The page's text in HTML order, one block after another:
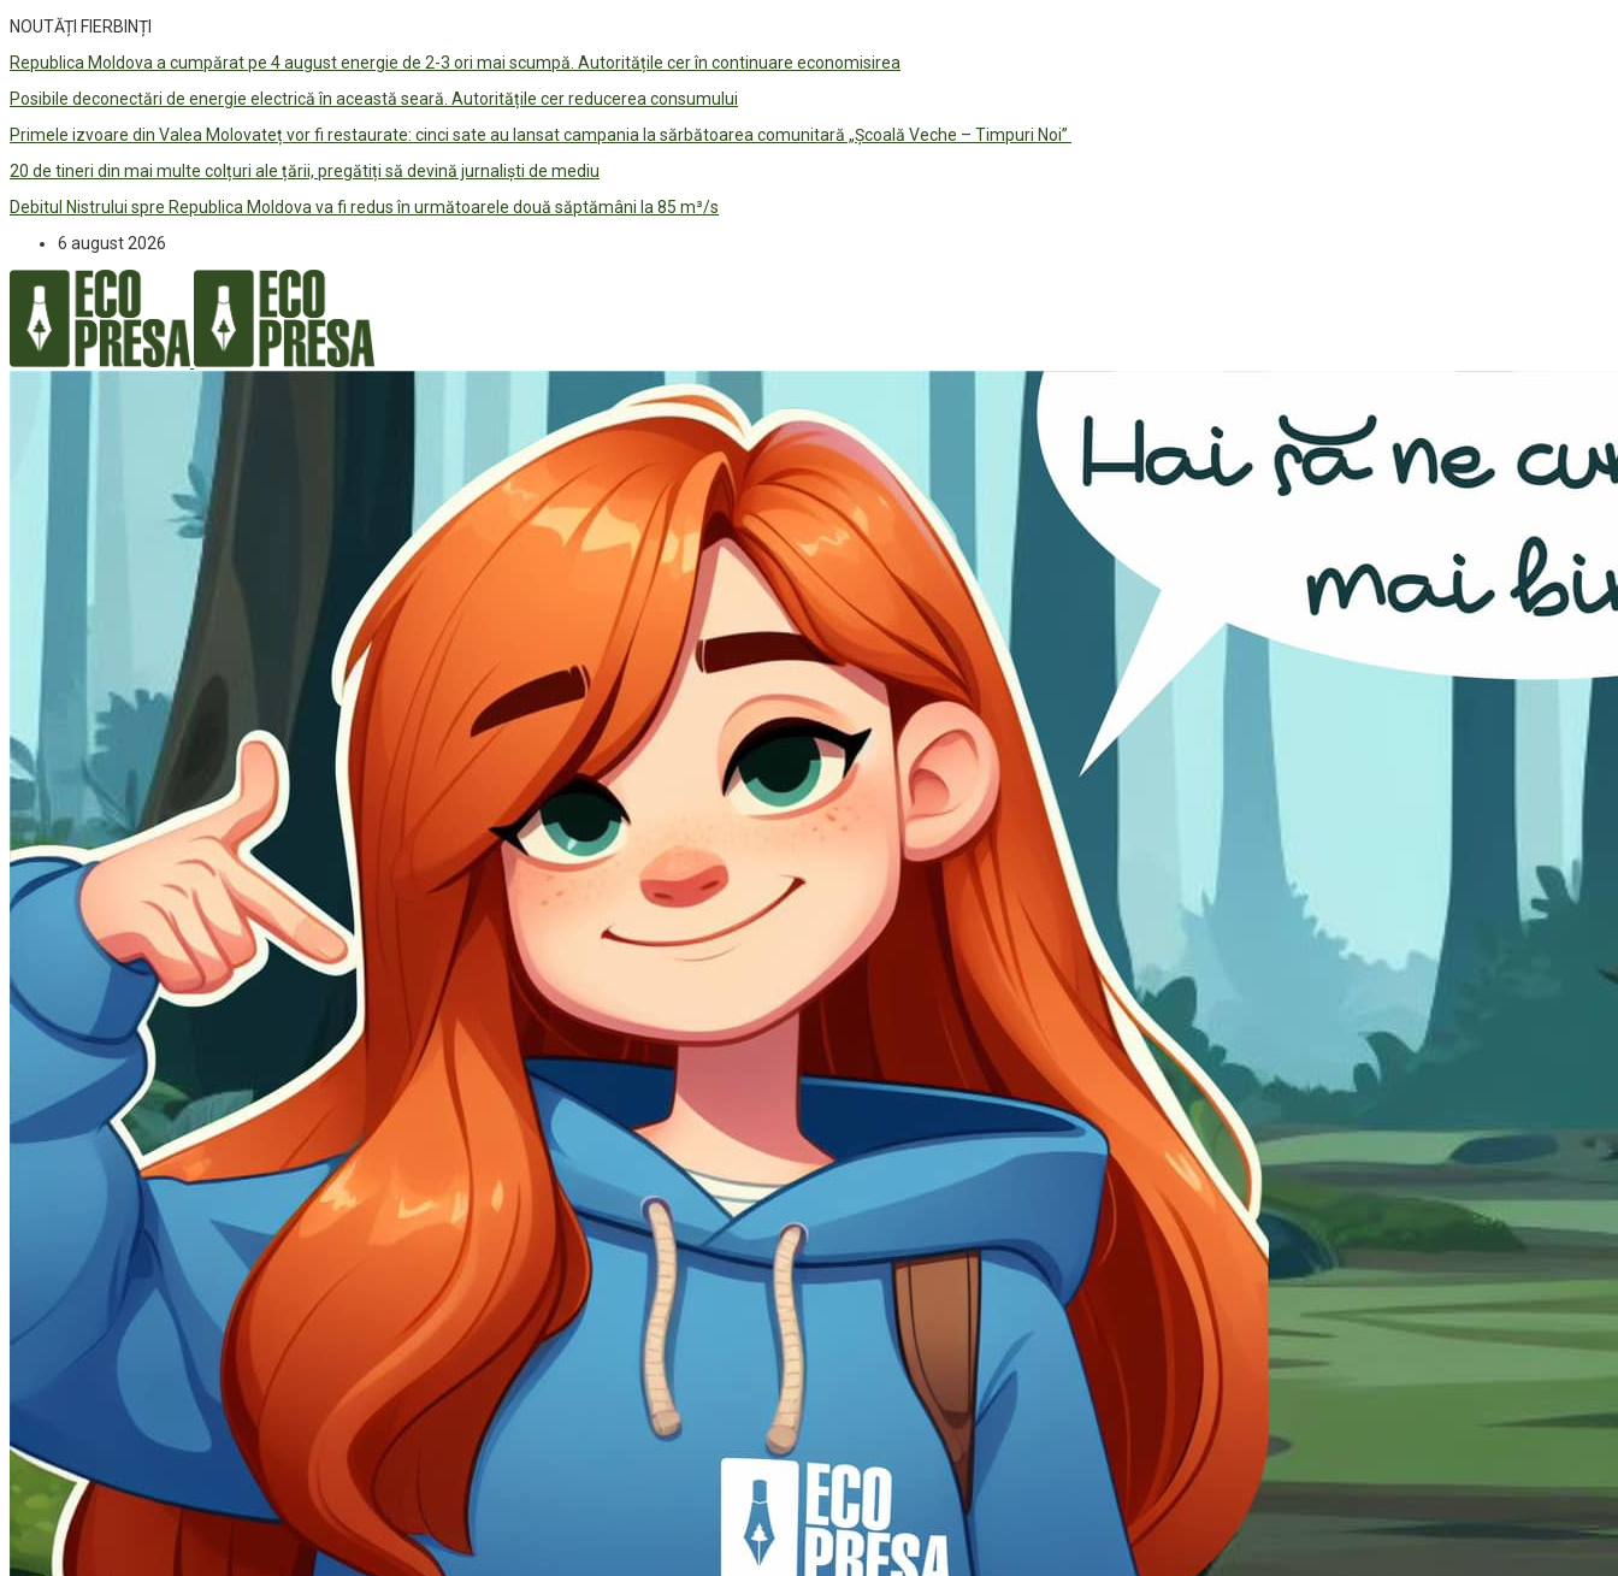
NOUTĂȚI FIERBINȚI
Republica Moldova a cumpărat pe 4 august energie de 2-3 ori mai scumpă. Autoritățile cer în continuare economisirea
Posibile deconectări de energie electrică în această seară. Autoritățile cer reducerea consumului
Primele izvoare din Valea Molovateț vor fi restaurate: cinci sate au lansat campania la sărbătoarea comunitară „Școală Veche – Timpuri Noi”
20 de tineri din mai multe colțuri ale țării, pregătiți să devină jurnaliști de mediu
Debitul Nistrului spre Republica Moldova va fi redus în următoarele două săptămâni la 85 m³/s
6 august 2026